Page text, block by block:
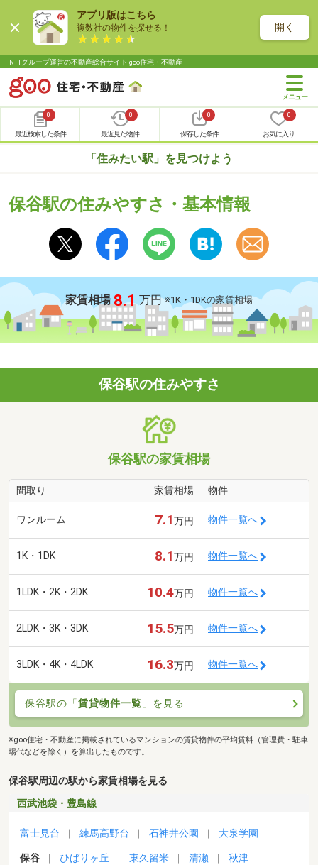
アプリ版はこちら
複数社の物件を探せる！ 開く
NTTグループ運営の不動産総合サイト goo住宅・不動産
0
最近検索した条件
0
最近見た物件
0
保存した条件
0
お気に入り
「住みたい駅」を見つけよう
保谷駅の住みやすさ・基本情報
家賃相場 8.1 万円 ※1K・1DKの家賃相場
保谷駅の住みやすさ
保谷駅の家賃相場
間取り 家賃相場 物件
ワンルーム 7.1万円 物件一覧へ
1K・1DK 8.1万円 物件一覧へ
1LDK・2K・2DK 10.4万円 物件一覧へ
2LDK・3K・3DK 15.5万円 物件一覧へ
3LDK・4K・4LDK 16.3万円 物件一覧へ
保谷駅の「賃貸物件一覧 」を見る
※goo住宅・不動産に掲載されているマンションの賃貸物件の平均賃料（管理費・駐車
場代などを除く）を算出したものです。
保谷駅周辺の駅から家賃相場を見る
西武池袋・豊島線
富士見台 練馬高野台 石神井公園 大泉学園
保谷 ひばりヶ丘 東久留米 清瀬 秋津